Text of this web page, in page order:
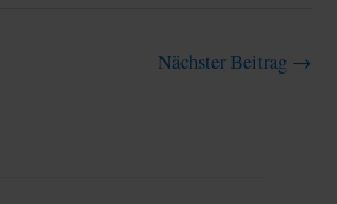
Nächster Beitrag →